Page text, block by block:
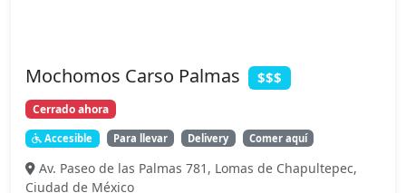
Mochomos Carso Palmas $$$
Cerrado ahora
Accesible Para llevar Delivery Comer aquí
Av. Paseo de las Palmas 781, Lomas de Chapultepec,
Ciudad de México